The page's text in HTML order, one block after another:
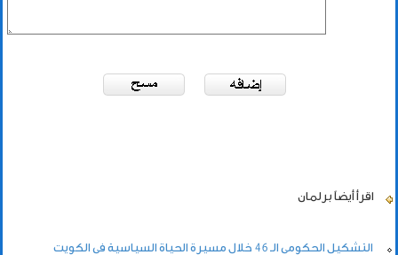
اقرأ أيضاً برلمان
التشكيل الحكومي الـ 46 خلال مسيرة الحياة السياسية في الكويت